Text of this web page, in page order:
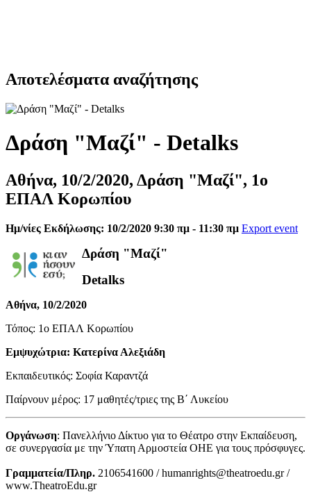
Αποτελέσματα αναζήτησης
Δράση "Μαζί" - Detalks
Αθήνα, 10/2/2020, Δράση "Μαζί", 1o
ΕΠΑΛ Κορωπίου
Ημ/νίες Εκδήλωσης: 10/2/2020 9:30 πμ - 11:30 πμ Export event
Δράση "Μαζί"
Detalks
Αθήνα, 10/2/2020
Τόπος: 1o ΕΠΑΛ Κορωπίου
Εμψυχώτρια: Κατερίνα Αλεξιάδη
Εκπαιδευτικός: Σοφία Καραντζά
Παίρνουν μέρος: 17 μαθητές/τριες της Β΄ Λυκείου
Οργάνωση: Πανελλήνιο Δίκτυο για το Θέατρο στην Εκπαίδευση,
σε συνεργασία με την Ύπατη Αρμοστεία ΟΗΕ για τους πρόσφυγες.
Γραμματεία/Πληρ. 2106541600 / humanrights@theatroedu.gr /
www.TheatroEdu.gr